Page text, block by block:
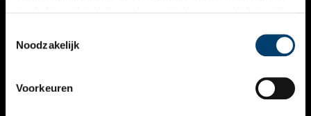
Noodzakelijk
Voorkeuren
VERHALEN
KALENDER